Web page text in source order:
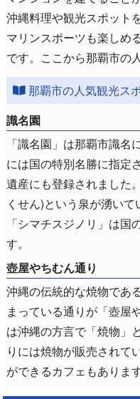
沖縄料理や観光スポット
マリンスポーツも楽しめ
です。ここから那覇市の
那覇市の人気観光ス
識名園
「識名園」は那覇市識
には国の特別名勝に指定
遺産にも登録されました
くせん)という泉が湧い
「シマチスジノリ」は国
す。
壺屋やちむん通り
沖縄の伝統的な焼物であ
まっている通りが「壺屋
は沖縄の方言で「焼物」
りには焼物が販売されて
ができるカフェもあります